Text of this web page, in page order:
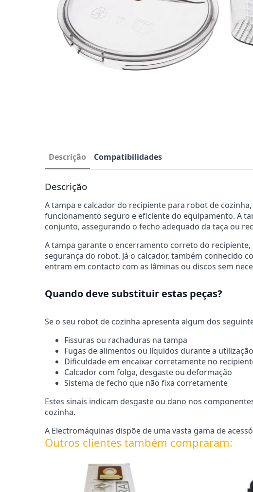
Descrição Compatibilidades
Descrição
A tampa e calcador do recipiente para robot de
funcionamento seguro e eficiente do equipamento. A
conjunto, assegurando o fecho adequado da taça ou
A tampa garante o encerramento correto do
segurança do robot. Já o calcador, também conhecido
entram em contacto com as lâminas ou discos sem
Quando deve substituir estas peças?
Se o seu robot de cozinha apresenta algum dos
Fissuras ou rachaduras na tampa
Fugas de alimentos ou líquidos durante a utilização
Dificuldade em encaixar corretamente no
Calcador com folga, desgaste ou deformação
Sistema de fecho que não fixa corretamente
Estes sinais indicam desgaste ou dano nos
cozinha.
A Electromáquinas dispõe de uma vasta gama de
Outros clientes também compraram: